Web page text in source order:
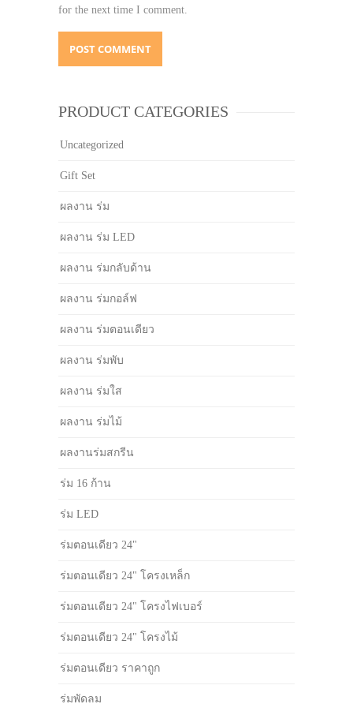
for the next time I comment.
PRODUCT CATEGORIES
Uncategorized
Gift Set
ผลงาน ร่ม
ผลงาน ร่ม LED
ผลงาน ร่มกลับด้าน
ผลงาน ร่มกอล์ฟ
ผลงาน ร่มตอนเดียว
ผลงาน ร่มพับ
ผลงาน ร่มใส
ผลงาน ร่มไม้
ผลงานร่มสกรีน
ร่ม 16 ก้าน
ร่ม LED
ร่มตอนเดียว 24"
ร่มตอนเดียว 24" โครงเหล็ก
ร่มตอนเดียว 24" โครงไฟเบอร์
ร่มตอนเดียว 24" โครงไม้
ร่มตอนเดียว ราคาถูก
ร่มพัดลม